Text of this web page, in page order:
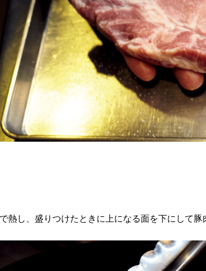
熱し、盛りつけたときに上になる面を下にして豚